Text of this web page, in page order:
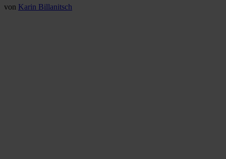
von Karin Billanitsch